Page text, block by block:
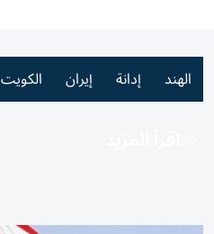
الهند إدانة إيران الكويت